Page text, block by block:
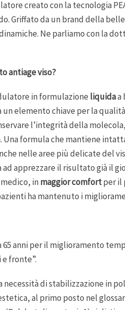
creato con la tecnologia
Griffato da un brand della
Ne parliamo con la
antiage viso?
in formulazione liquidaa
elemento chiave per la
l’integrità della
formula che mantiene
nelle aree più delicate del
apprezzare il risultato già il
inmaggior comfortper il
ha mantenuto i
anni per il miglioramento
fronte”.
di stabilizzazione in
al primo posto nel